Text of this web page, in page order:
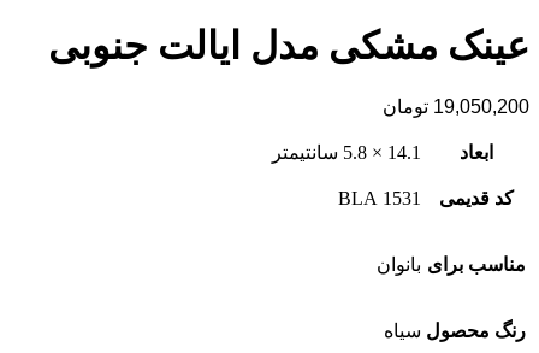
عینک مشکی مدل ایالت جنوبی
19,050,200 تومان
ابعاد 14.1 × 5.8 سانتیمتر
کد قدیمی 1531 BLA
مناسب برای بانوان
رنگ محصول سیاه